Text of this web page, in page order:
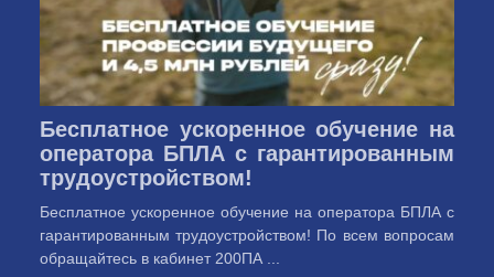
Бесплатное ускоренное обучение на
оператора БПЛА с гарантированным
трудоустройством!
Бесплатное ускоренное обучение на оператора БПЛА с
гарантированным трудоустройством! По всем вопросам
обращайтесь в кабинет 200ПА ...